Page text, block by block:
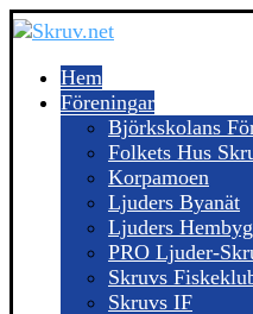
Hem
Föreningar
Björkskolans
Folkets Hus
Korpamoen
Ljuders Byanät
Ljuders
PRO Ljuder-
Skruvs
Skruvs IF